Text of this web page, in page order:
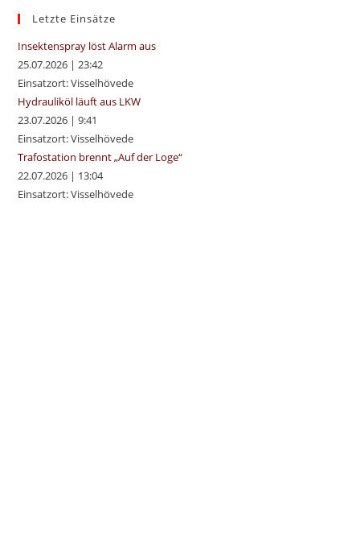
Letzte Einsätze
Insektenspray löst Alarm aus
25.07.2026 |23:42
Einsatzort: Visselhövede
Hydrauliköl läuft aus LKW
23.07.2026 |9:41
Einsatzort: Visselhövede
Trafostation brennt „Auf der Loge“
22.07.2026 | 13:04
Einsatzort: Visselhövede